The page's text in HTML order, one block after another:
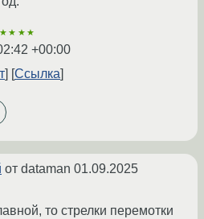
+00:00
Ссылка
от dataman 01.09.2025
то стрелки перемотки